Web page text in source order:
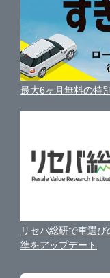
ガリバー車検 野田
GT-
Brat BASE野田カ
八千代市
鎌ケ谷市
浦安市
自動車ローンを調
ガリバーの自動車
車買い替えの基礎
近くのお店で車を
便利な査定サービ
中古車買取相場（
車の個人売買ガイ
車の燃費を調べる
車種別クチコミ
車比較サイト
サイトの使用条件
利用規約
保険代理店業務に
古物営業法に基づ
お客様の声
会社案内
最大6ヶ月無料の特
リセバ総研で車選び
準をアップデート